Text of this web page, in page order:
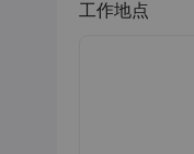
工作地点